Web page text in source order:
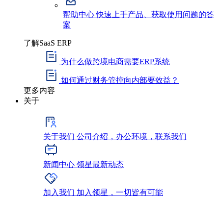
帮助中心快速上手产品、获取使用问题的答
案
了解SaaS ERP
为什么做跨境电商需要ERP系统
如何通过财务管控向内部要效益？
更多内容
关于
关于我们 公司介绍，办公环境，联系我们
新闻中心 领星最新动态
加入我们 加入领星，一切皆有可能